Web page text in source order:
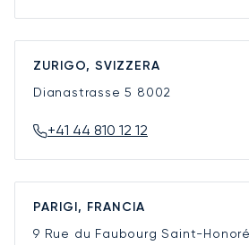
ZURIGO, SVIZZERA
Dianastrasse 5 8002
+41 44 810 12 12
PARIGI, FRANCIA
9 Rue du Faubourg Saint-Honoré